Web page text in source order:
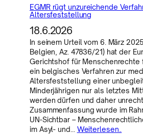
EGMR rügt unzureichende
Altersfeststellung
18.6.2026
In seinem Urteil vom 6. März
Belgien, Az. 47836/21) hat der
Gerichtshof für
ein belgisches Verfahren zur
Altersfeststellung einer
Minderjährigen nur als letztes
werden dürfen und daher
Zusammenfassung wurde im
UN-Sichtbar –
im Asyl- und… Weiterlesen..